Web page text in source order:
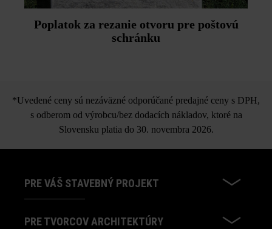
Poplatok za rezanie otvoru pre poštovú
schránku
*Uvedené ceny sú nezáväzné odporúčané predajné ceny s DPH,
s odberom od výrobcu/bez dodacích nákladov, ktoré na
Slovensku platia do 30. novembra 2026.
PRE VÁŠ STAVEBNÝ PROJEKT
PRE TVORCOV ARCHITEKTÚRY